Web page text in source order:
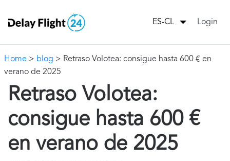
ES-CL Login
Home > blog > Retraso Volotea: consigue hasta 600 € en
verano de 2025
Retraso Volotea:
consigue hasta 600 €
en verano de 2025